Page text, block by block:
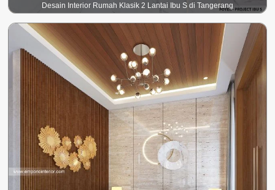
Desain Interior Rumah Klasik 2 Lantai Ibu S di Tangerang